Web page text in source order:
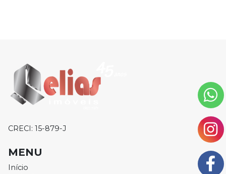
CRECI: 15-879-J
MENU
Início